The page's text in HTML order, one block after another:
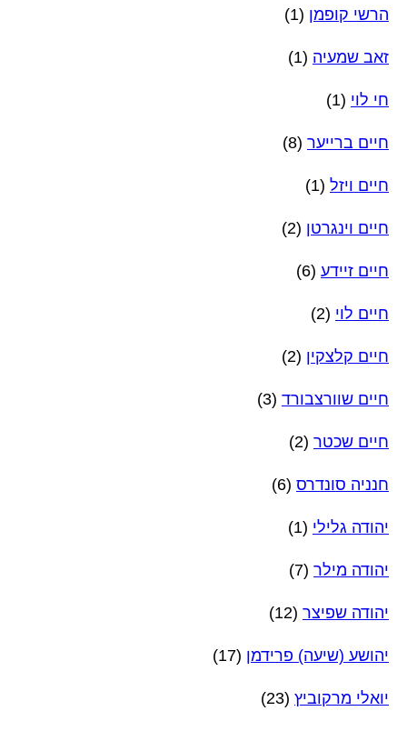
הרשי קופמן (1)
זאב שמעיה (1)
חי לוי (1)
חיים ברייער (8)
חיים ויזל (1)
חיים וינגרטן (2)
חיים זיידע (6)
חיים לוי (2)
חיים קלצקין (2)
חיים שוורצבורד (3)
חיים שכטר (2)
חנניה סונדרס (6)
יהודה גלילי (1)
יהודה מילר (7)
יהודה שפיצר (12)
יהושע (שיעה) פרידמן (17)
יואלי מרקוביץ (23)